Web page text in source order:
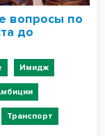
вопросы по
до
Имидж
Транспорт